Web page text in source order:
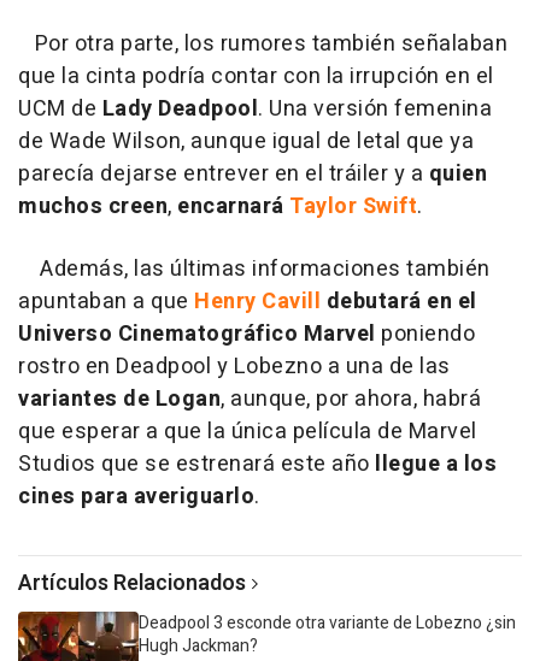
Por otra parte, los rumores también señalaban
que la cinta podría contar con la irrupción en el
UCM de Lady Deadpool. Una versión femenina
de Wade Wilson, aunque igual de letal que ya
parecía dejarse entrever en el tráiler y a quien
muchos creen, encarnará Taylor Swift.
Además, las últimas informaciones también
apuntaban a que Henry Cavill debutará en el
Universo Cinematográfico Marvel poniendo
rostro en Deadpool y Lobezno a una de las
variantes de Logan, aunque, por ahora, habrá
que esperar a que la única película de Marvel
Studios que se estrenará este año llegue a los
cines para averiguarlo.
Artículos Relacionados
Deadpool 3 esconde otra variante de Lobezno ¿sin
Hugh Jackman?